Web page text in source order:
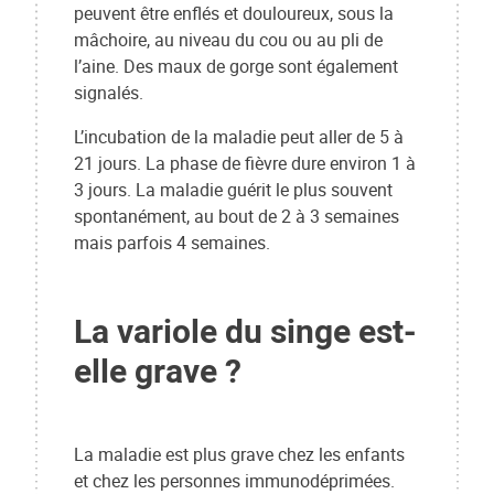
peuvent être enflés et douloureux, sous la
mâchoire, au niveau du cou ou au pli de
l’aine. Des maux de gorge sont également
signalés.
L’incubation de la maladie peut aller de 5 à
21 jours. La phase de fièvre dure environ 1 à
3 jours. La maladie guérit le plus souvent
spontanément, au bout de 2 à 3 semaines
mais parfois 4 semaines.
La variole du singe est-
elle grave ?
La maladie est plus grave chez les enfants
et chez les personnes immunodéprimées.